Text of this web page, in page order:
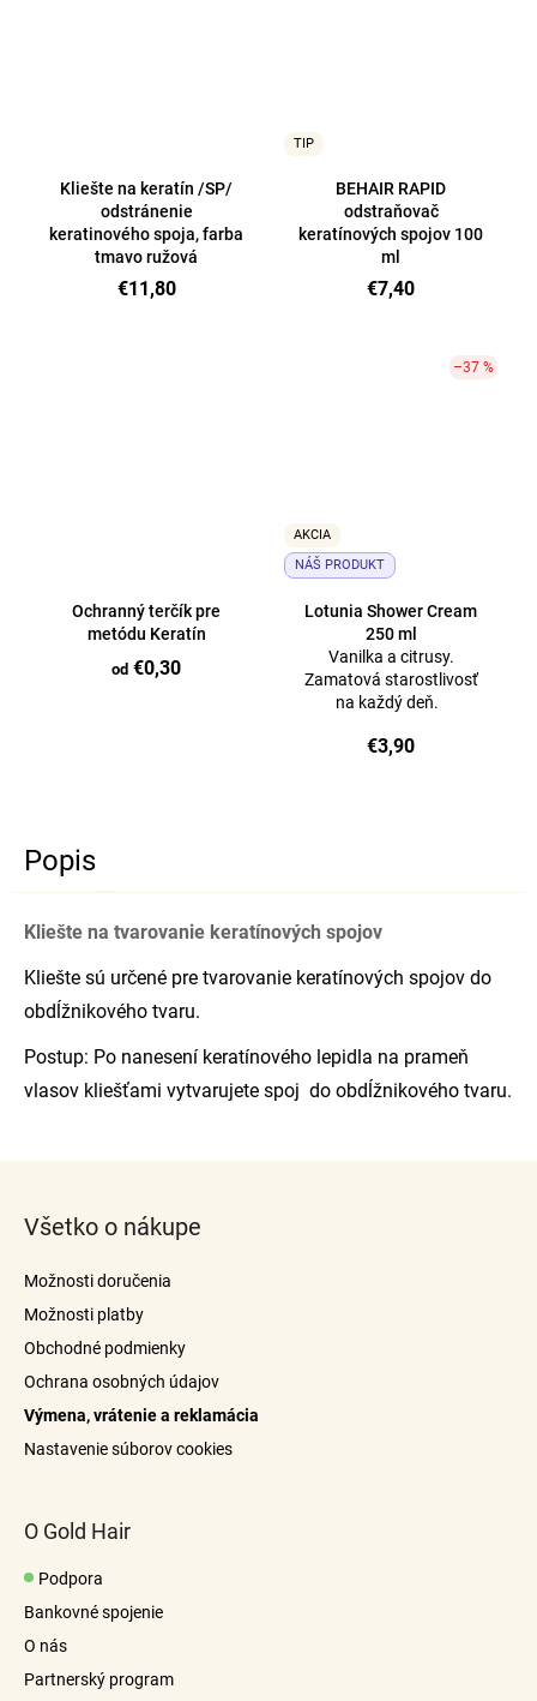
Kliešte na keratín /SP/
odstránenie
keratinového spoja, farba
tmavo ružová
€11,80
TIP
BEHAIR RAPID
odstraňovač
keratínových spojov 100
ml
€7,40
Ochranný terčík pre
metódu Keratín
od €0,30
AKCIA
NÁŠ PRODUKT
–37 %
Lotunia Shower Cream
250 ml
Vanilka a citrusy.
Zamatová starostlivosť
na každý deň.
€3,90
Popis
Kliešte na tvarovanie keratínových spojov
Kliešte sú určené pre tvarovanie keratínových spojov do
obdĺžnikového tvaru.
Postup: Po nanesení keratínového lepidla na prameň
vlasov kliešťami vytvarujete spoj do obdĺžnikového tvaru.
Všetko o nákupe
Možnosti doručenia
Možnosti platby
Obchodné podmienky
Ochrana osobných údajov
Výmena, vrátenie a reklamácia
Nastavenie súborov cookies
O Gold Hair
Podpora
Bankovné spojenie
O nás
Partnerský program